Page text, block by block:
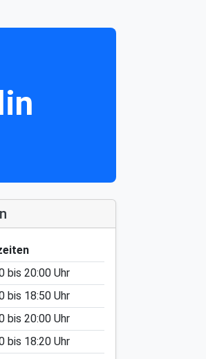
bis 20:00Uhr
bis 18:50Uhr
bis 20:00Uhr
bis 18:20Uhr